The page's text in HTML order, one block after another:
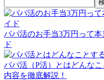
パパ活のお手当3万円って
ド
パパ活（P活）とはどんな
内容を徹底解説！